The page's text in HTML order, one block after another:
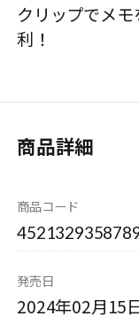
クリップでメ
利！
商品詳細
商品コード
発売日
2024年02月15